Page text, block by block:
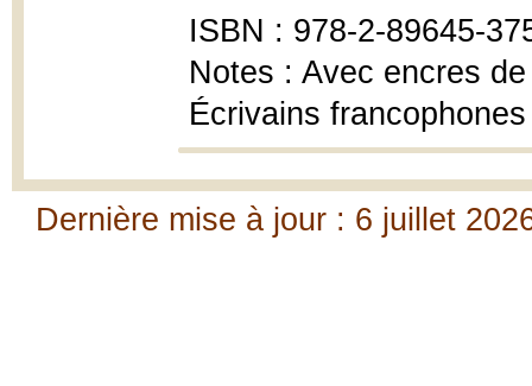
ISBN : 978-2-89645-
Notes : Avec encres
Écrivains
Dernière mise à jour : 6 juillet